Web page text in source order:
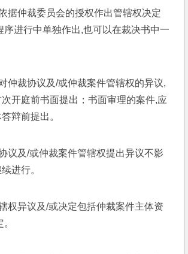
据仲裁委员会的授权作出管辖权决定
序进行中单独作出,也可以在裁决书中一
仲裁协议及/或仲裁案件管辖权的异议,
开庭前书面提出；书面审理的案件,应
辩前提出。
议及/或仲裁案件管辖权提出异议不影
进行。
权异议及/或决定包括仲裁案件主体资